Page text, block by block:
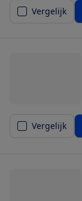
Vergelijk
Vergelijk